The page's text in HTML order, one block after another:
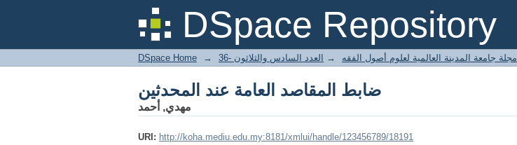
DSpace Repository
ضابط المقاصد العامة عند المحدثين
DSpace Home → مجلة جامعة المدينة العالمية لعلوم أصول الفقه → العدد السادس والثلاثون -36
ضابط المقاصد العامة عند المحدثين
مهدي, أحمد
URI: http://koha.mediu.edu.my:8181/xmlui/handle/123456789/18191